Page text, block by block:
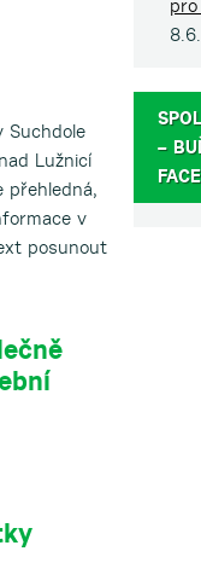
Suchdole
Lužnicí
přehledná,
v
posunout
–